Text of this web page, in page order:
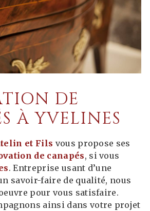
DE
À YVELINES
et Fils vous propose ses
de canapés, si vous
. Entreprise usant d’une
savoir-faire de qualité, nous
pour vous satisfaire.
ainsi dans votre projet